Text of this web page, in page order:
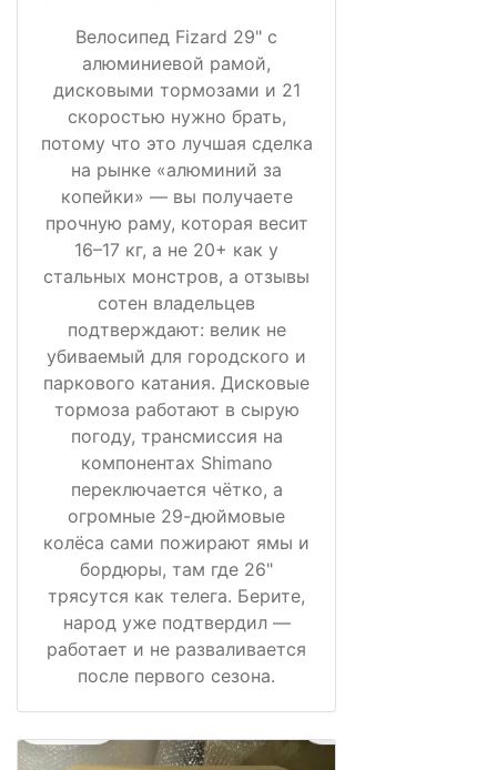
Велосипед Fizard 29" с
алюминиевой рамой,
дисковыми тормозами и 21
скоростью нужно брать,
потому что это лучшая сделка
на рынке «алюминий за
копейки» — вы получаете
прочную раму, которая весит
16–17 кг, а не 20+ как у
стальных монстров, а отзывы
сотен владельцев
подтверждают: велик не
убиваемый для городского и
паркового катания. Дисковые
тормоза работают в сырую
погоду, трансмиссия на
компонентах Shimano
переключается чётко, а
огромные 29-дюймовые
колёса сами пожирают ямы и
бордюры, там где 26"
трясутся как телега. Берите,
народ уже подтвердил —
работает и не разваливается
после первого сезона.